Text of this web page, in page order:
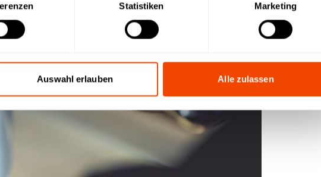
Statistiken Marketing
Auswahl erlauben Alle zulassen